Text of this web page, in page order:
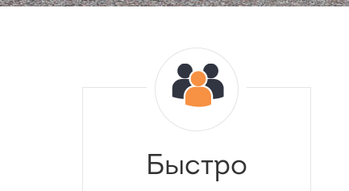
Быстро